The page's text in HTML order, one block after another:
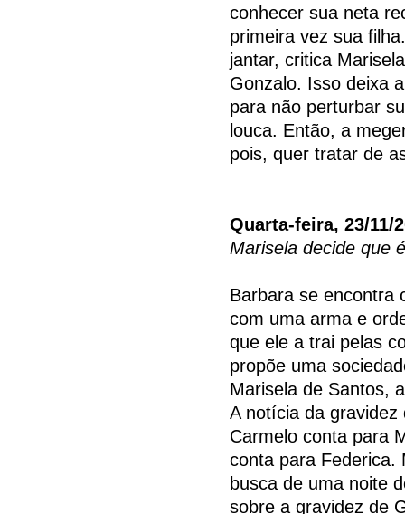
conhecer sua neta
primeira vez sua
jantar, critica
Gonzalo. Isso deixa
para não perturbar
louca. Então, a
pois, quer tratar de
Quarta-feira, 23/11/
Marisela decide que
Barbara se encontra
com uma arma e
que ele a trai pelas
propõe uma
Marisela de Santos,
A notícia da
Carmelo conta para
conta para Federica.
busca de uma noite
sobre a gravidez de